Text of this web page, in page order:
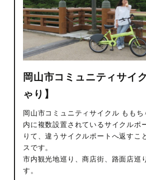
岡山市コミュニティサイ
ゃり】
岡山市コミュニティサイクル ももち
内に複数設置されているサイクルポ
りて、違うサイクルポートへ返すこ
スです。
市内観光地巡り、商店街、路面店巡
す。